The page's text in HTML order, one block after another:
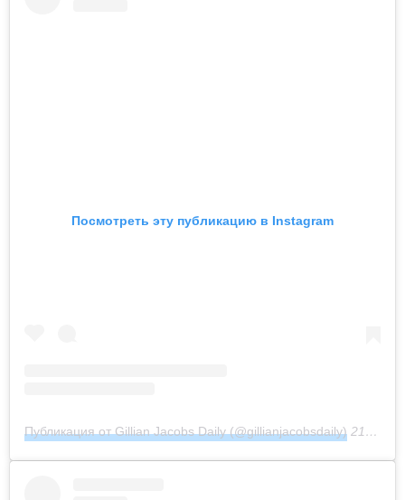
Посмотреть эту публикацию в Instagram
Публикация от Gillian Jacobs Daily (@gillianjacobsdaily) 21 Фев 2019 в 8:14 PST